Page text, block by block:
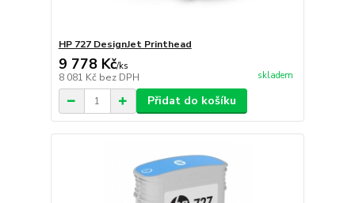
HP 727 DesignJet Printhead
9 778 Kč/ks
8 081 Kč bez DPH skladem
Přidat do košíku